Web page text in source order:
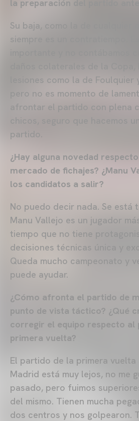
la preparación del partido ante
Su baja, como la de cualquier
siempre es un contratiempo.
lesiones como la de Foulquier
pero no es momento de
afrontar el partido con plena
partido.
¿Hay alguna novedad
mercado de fichajes? ¿Manu
los candidatos a salir?
No puedo decir nada. Se está
Manu Vallejo es un jugador
tiempo que no tiene
decisiones técnicas única y
Queda mucho campeonato y
puede ayudar.
¿Cómo afronta el partido de
punto de vista táctico? ¿Qué
corregir el equipo respecto al
primera vuelta?
El partido de la primera vuelta
Madrid está muy lejos, no me
pasado, pero fuimos
del mismo. Tienen mucha
dos centros y nos golpearon.